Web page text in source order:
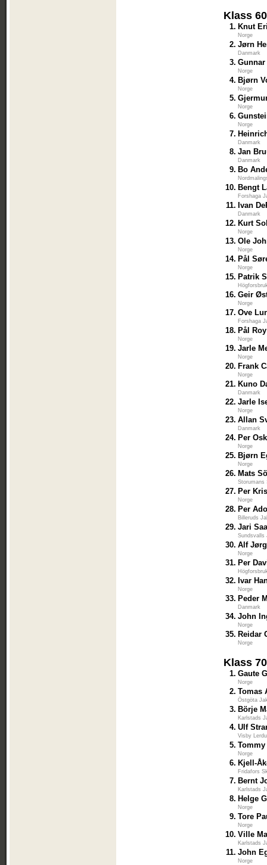
Klass
1. Knut
Norge
2. Jørn
Danmark
3.
Norge
4. Bjørn
Norge
5.
Norge
6.
Norge
7.
Danmark
8. Jan
Danmark
9. Bo
10. Bengt
Forshaga
11. Ivan
Danmark
12. Kurt
Norge
13. Ole
Norge
14. Pål
Norge
15. Patrik
16. Geir
Norge
17. Ove
Forshaga
18. Pål
Norge
19. Jarle
Norge
20. Frank
Norge
21. Kuno
Danmark
22. Jarle
Norge
23. Allan
Danmark
24. Per
Norge
25. Bjørn
Norge
26. Mats
Storumans
27. Per
Norge
28. Per
Billeruds
29. Jari
Sundsvalls
30. Alf
Norge
31. Per
32. Ivar
Norge
33. Peder
Danmark
34. John
Norge
35. Reidar
Norge
Klass
1. Gaute
Norge
2. Tomas
Östgöta
3. Börje
Karlstads
4. Ulf
Visby
5.
Norge
6. Kjell-
Fridafors
7. Bernt
Karlstads
8. Helge
Norge
9. Tore
Norge
10. Ville
Karlstads
11. John
Norge